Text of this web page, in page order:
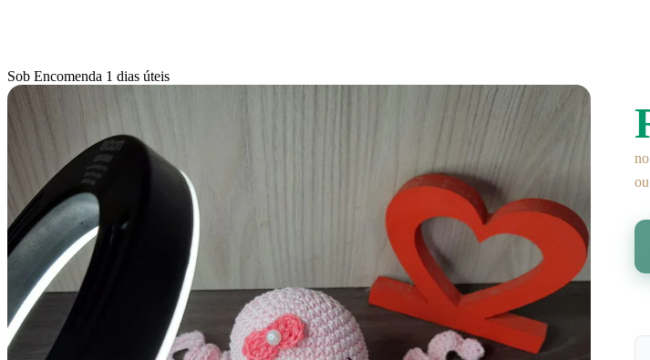
Sob Encomenda 1 dias úteis